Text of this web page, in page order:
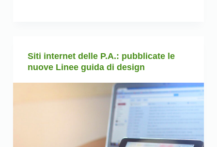
Siti internet delle P.A.: pubblicate le
nuove Linee guida di design